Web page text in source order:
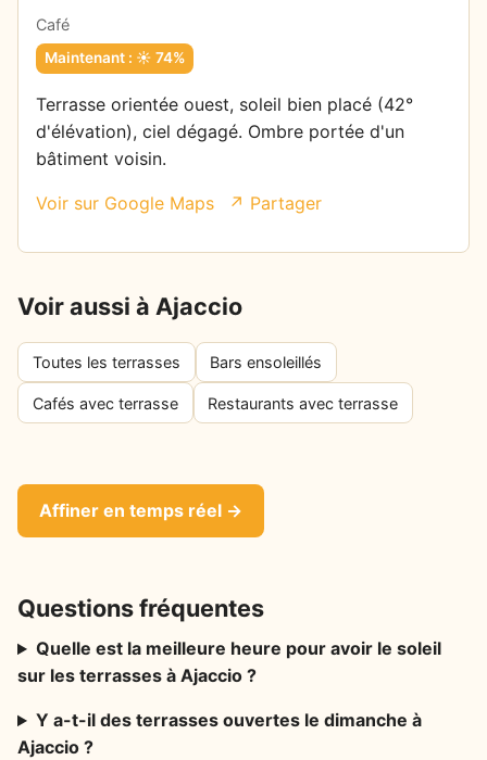
Café
Maintenant : ☀️ 74%
Terrasse orientée ouest, soleil bien placé (42°
d'élévation), ciel dégagé. Ombre portée d'un
bâtiment voisin.
Voir sur Google Maps ↗ Partager
Voir aussi à Ajaccio
Toutes les terrasses Bars ensoleillés
Cafés avec terrasse Restaurants avec terrasse
Affiner en temps réel →
Questions fréquentes
Quelle est la meilleure heure pour avoir le soleil
sur les terrasses à Ajaccio ?
Y a-t-il des terrasses ouvertes le dimanche à
Ajaccio ?